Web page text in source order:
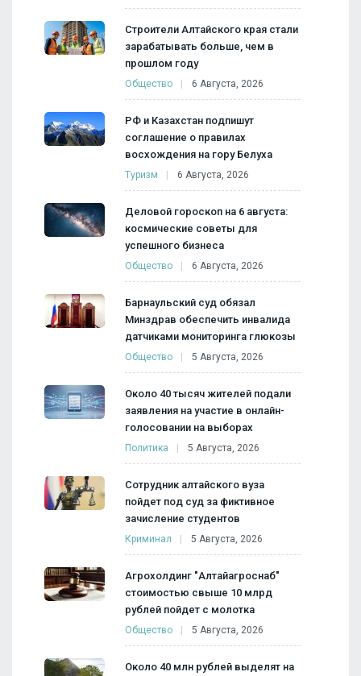
Строители Алтайского края стали
зарабатывать больше, чем в
прошлом году
Общество 6 Августа, 2026
РФ и Казахстан подпишут
соглашение о правилах
восхождения на гору Белуха
Туризм 6 Августа, 2026
Деловой гороскоп на 6 августа:
космические советы для
успешного бизнеса
Общество 6 Августа, 2026
Барнаульский суд обязал
Минздрав обеспечить инвалида
датчиками мониторинга глюкозы
Общество 5 Августа, 2026
Около 40 тысяч жителей подали
заявления на участие в онлайн-
голосовании на выборах
Политика 5 Августа, 2026
Сотрудник алтайского вуза
пойдет под суд за фиктивное
зачисление студентов
Криминал 5 Августа, 2026
Агрохолдинг "Алтайагроснаб"
стоимостью свыше 10 млрд
рублей пойдет с молотка
Общество 5 Августа, 2026
Около 40 млн рублей выделят на